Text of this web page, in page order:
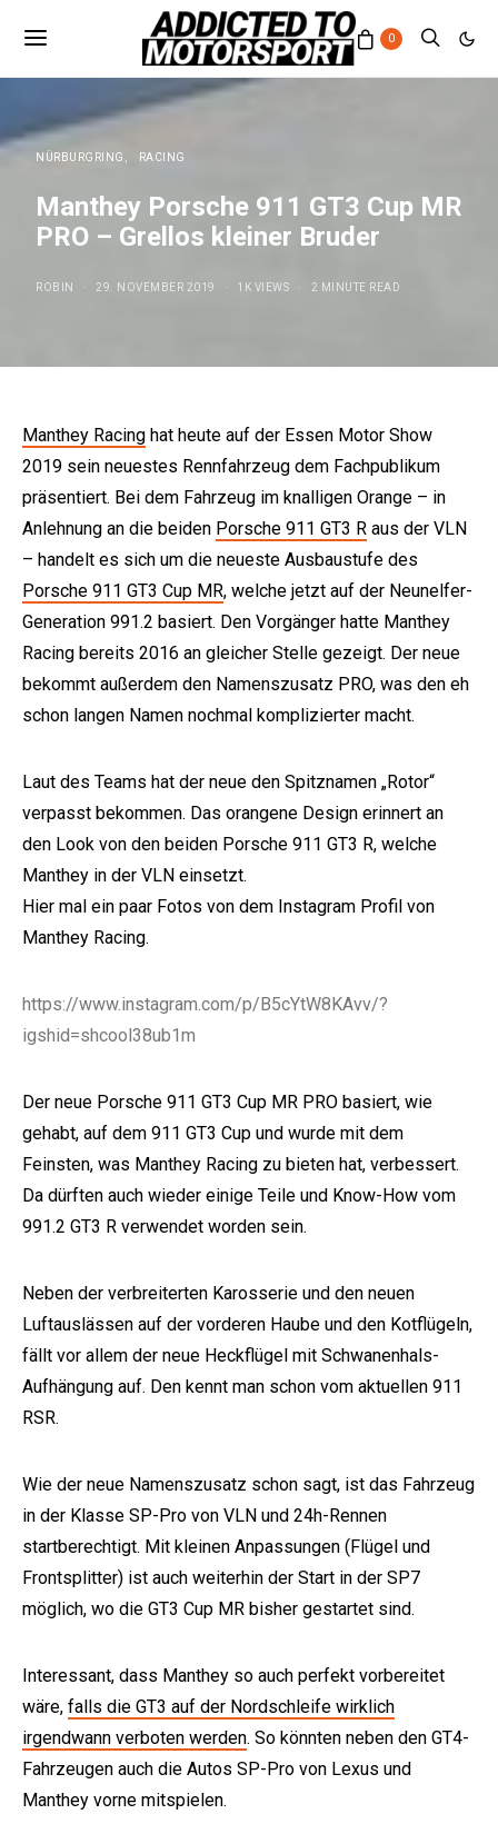
0
NÜRBURGRING RACING
Manthey Porsche 911 GT3 Cup MR
PRO – Grellos kleiner Bruder
ROBIN 29. NOVEMBER 2019 1K VIEWS 2 MINUTE READ
Manthey Racing hat heute auf der Essen Motor Show
2019 sein neuestes Rennfahrzeug dem Fachpublikum
präsentiert. Bei dem Fahrzeug im knalligen Orange – in
Anlehnung an die beiden Porsche 911 GT3 R aus der VLN
– handelt es sich um die neueste Ausbaustufe des
Porsche 911 GT3 Cup MR, welche jetzt auf der Neunelfer-
Generation 991.2 basiert. Den Vorgänger hatte Manthey
Racing bereits 2016 an gleicher Stelle gezeigt. Der neue
bekommt außerdem den Namenszusatz PRO, was den eh
schon langen Namen nochmal komplizierter macht.
Laut des Teams hat der neue den Spitznamen „Rotor“
verpasst bekommen. Das orangene Design erinnert an
den Look von den beiden Porsche 911 GT3 R, welche
Manthey in der VLN einsetzt.
Hier mal ein paar Fotos von dem Instagram Profil von
Manthey Racing.
https://www.instagram.com/p/B5cYtW8KAvv/?
igshid=shcool38ub1m
Der neue Porsche 911 GT3 Cup MR PRO basiert, wie
gehabt, auf dem 911 GT3 Cup und wurde mit dem
Feinsten, was Manthey Racing zu bieten hat, verbessert.
Da dürften auch wieder einige Teile und Know-How vom
991.2 GT3 R verwendet worden sein.
Neben der verbreiterten Karosserie und den neuen
Luftauslässen auf der vorderen Haube und den Kotflügeln,
fällt vor allem der neue Heckflügel mit Schwanenhals-
Aufhängung auf. Den kennt man schon vom aktuellen 911
RSR.
Wie der neue Namenszusatz schon sagt, ist das Fahrzeug
in der Klasse SP-Pro von VLN und 24h-Rennen
startberechtigt. Mit kleinen Anpassungen (Flügel und
Frontsplitter) ist auch weiterhin der Start in der SP7
möglich, wo die GT3 Cup MR bisher gestartet sind.
Interessant, dass Manthey so auch perfekt vorbereitet
wäre, falls die GT3 auf der Nordschleife wirklich
irgendwann verboten werden. So könnten neben den GT4-
Fahrzeugen auch die Autos SP-Pro von Lexus und
Manthey vorne mitspielen.